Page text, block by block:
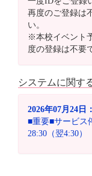
再度のご登録は
い。
※本校イベント
度の登録は不要
システムに関す
2026年07月24日：
■重要■サービス
28:30（翌4:30）